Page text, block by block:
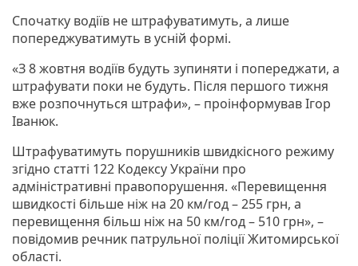
Спочатку водіїв не штрафуватимуть, а лише
попереджуватимуть в усній формі.
«З 8 жовтня водіїв будуть зупиняти і попереджати, а
штрафувати поки не будуть. Після першого тижня
вже розпочнуться штрафи», – проінформував Ігор
Іванюк.
Штрафуватимуть порушників швидкісного режиму
згідно статті 122 Кодексу України про
адміністративні правопорушення. «Перевищення
швидкості більше ніж на 20 км/год – 255 грн, а
перевищення більш ніж на 50 км/год – 510 грн», –
повідомив речник патрульної поліції Житомирської
області.